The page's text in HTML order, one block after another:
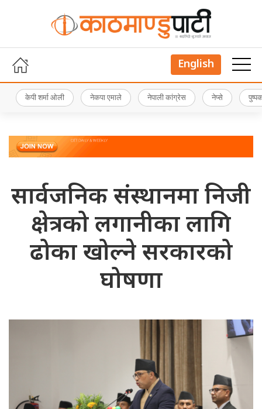
English
केपी शर्मा ओली नेकपा एमाले नेपाली कांग्रेस नेप्से
सार्वजनिक संस्थानमा निजी
क्षेत्रको लगानीका लागि
ढोका खोल्ने सरकारको
घोषणा